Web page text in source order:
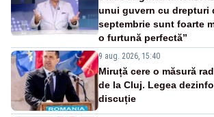
unui guvern cu drepturi
septembrie sunt foarte
o furtună perfectă”
9 aug. 2026, 15:40
Miruță cere o măsură
de la Cluj. Legea
discuție